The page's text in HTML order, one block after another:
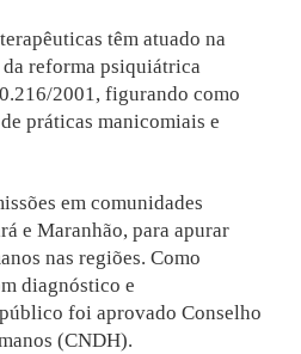
têm atuado na
reforma psiquiátrica
2001, figurando como
práticas manicomiais e
em comunidades
e Maranhão, para apurar
nas regiões. Como
diagnóstico e
foi aprovado Conselho
(CNDH).